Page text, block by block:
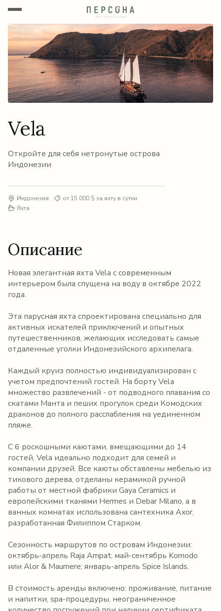
Vela
Откройте для себя нетронутые острова
Индонезии
Индонезия
от 15 000 $ за яхту в сутки
Яхта
Описание
Новая элегантная яхта Vela с современным
интерьером была спущена на воду в октябре 2022
года.
Эта парусная яхта спроектирована специально для
активных искателей приключений и опытных
путешественников, желающих исследовать самые
отдаленные уголки Индонезийского архипелага.
Каждый круиз полностью индивидуализирован с
учетом предпочтений гостей. На борту Vela
множество развлечений - от подводного плавания со
скатами Манта и пеших прогулок среди Комодских
драконов до полного расслабления на уединенном
пляже.
С 6 роскошными каютами, вмещающими до 14
гостей, Vela идеально подходит для семей и
компании друзей. Все каюты обставлены мебелью из
тикового дерева, отделаны керамикой ручной
работы от местной фабрики Gaya Ceramics и
европейскими тканями Hermes и Debar Milano, а в
ванных комнатах использована сантехника Axor,
разработанная Филиппом Старком.
Сезонность маршрутов по островам Индонезии:
октябрь-апрель Raja Ampat; май-сентябрь Komodo
или Alor & Maumere; январь-апрель Spice Islands.
В стоимость аренды включено: проживание, питание
и напитки, spa-процедуры, неограниченное